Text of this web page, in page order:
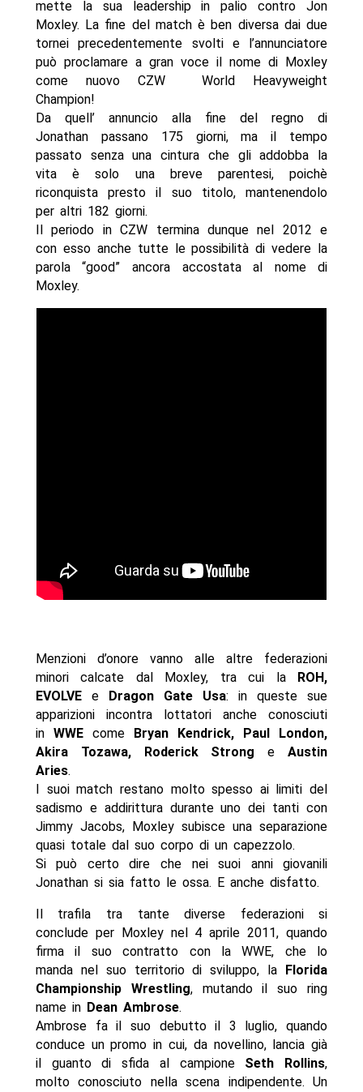
mette la sua leadership in palio contro Jon
Moxley. La fine del match è ben diversa dai due
tornei precedentemente svolti e l’annunciatore
può proclamare a gran voce il nome di Moxley
come nuovo CZW World Heavyweight
Champion!
Da quell’ annuncio alla fine del regno di
Jonathan passano 175 giorni, ma il tempo
passato senza una cintura che gli addobba la
vita è solo una breve parentesi, poichè
riconquista presto il suo titolo, mantenendolo
per altri 182 giorni.
Il periodo in CZW termina dunque nel 2012 e
con esso anche tutte le possibilità di vedere la
parola “good” ancora accostata al nome di
Moxley.
Menzioni d’onore vanno alle altre federazioni
minori calcate dal Moxley, tra cui la
ROH,
EVOLVEe Dragon Gate Usa: in queste sue
apparizioni incontra lottatori anche conosciuti
in WWEcome
Bryan Kendrick, Paul London,
Akira Tozawa, Roderick StrongeAustin
Aries.
I suoi match restano molto spesso ai limiti del
sadismo e addirittura durante uno dei tanti con
Jimmy Jacobs, Moxley subisce una separazione
quasi totale dal suo corpo di un capezzolo.
Si può certo dire che nei suoi anni giovanili
Jonathan si sia fatto le ossa. E anche disfatto.
Il trafila tra tante diverse federazioni si
conclude per Moxley nel 4 aprile 2011, quando
firma il suo contratto con la WWE, che lo
manda nel suo territorio di sviluppo, la
Florida
Championship Wrestling, mutando il suo ring
name in Dean Ambrose.
Ambrose fa il suo debutto il 3 luglio, quando
conduce un promo in cui, da novellino, lancia già
il guanto di sfida al campione Seth Rollins,
molto conosciuto nella scena indipendente. Un